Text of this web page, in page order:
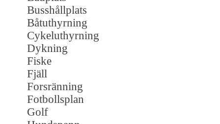
Busshållplats
Båtuthyrning
Cykeluthyrning
Dykning
Fiske
Fjäll
Forsränning
Fotbollsplan
Golf